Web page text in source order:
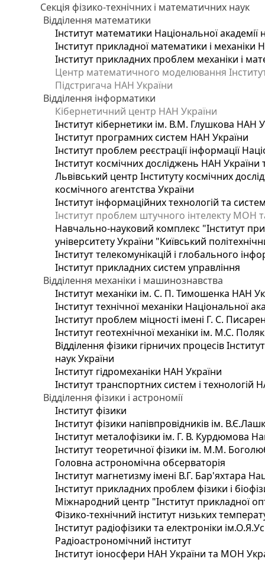
Секція фізико-технічних і математичних наук
Відділення математики
Інститут математики Національної академії
Інститут прикладної математики і механіки
Інститут прикладних проблем механіки і
Центр математичного моделювання
Підстригача НАН України
Відділення інформатики
Кібернетичний центр НАН України
Інститут кібернетики ім. В.М. Глушкова НАН
Інститут програмних систем НАН України
Інститут проблем реєстрації інформації
Інститут космічних досліджень НАН України
Львівський центр Інституту космічних
космічного агентства України
Інститут інформаційних технологій та
Інститут проблем штучного інтелекту МОН
Навчально-науковий комплекс "Інститут
університету України "Київський
Інститут телекомунікацій і глобального
Інститут прикладних систем управління
Відділення механіки і машинознавства
Інститут механіки ім. С. П. Тимошенка НАН
Інститут технічної механіки Національної
Інститут проблем міцності імені Г. С.
Інститут геотехнічної механіки ім. М.С.
Відділення фізики гірничих процесів
наук України
Інститут гідромеханіки НАН України
Інститут транспортних систем і технологій
Відділення фізики і астрономії
Інститут фізики
Інститут фізики напівпровідників ім.
Інститут металофізики ім. Г. В. Курдюмова
Інститут теоретичної фізики ім. М.М.
Головна астрономічна обсерваторія
Інститут магнетизму імені В.Г. Бар'яхтара
Інститут прикладних проблем фізики і
Міжнародний центр "Інститут прикладної
Фізико-технічний інститут низьких
Інститут радіофізики та електроніки
Радіоастрономічний інститут
Інститут іоносфери НАН України та МОН